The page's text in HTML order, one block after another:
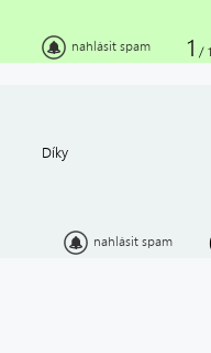
nahlásit spam 1 / 1
Díky
nahlásit spam